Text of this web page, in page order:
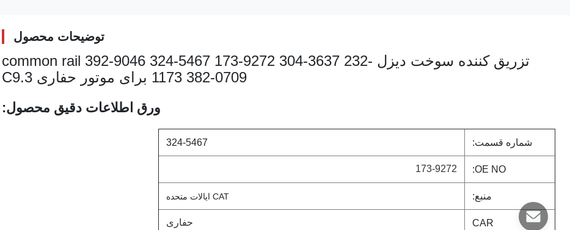
توضیحات محصول
تزریق کننده سوخت دیزل common rail 392-9046 324-5467 173-9272 304-3637 232-
1173 382-0709 برای موتور حفاری C9.3
ورق اطلاعات دقیق محصول:
شماره قسمت: 324-5467
OE NO:
173-9272
منبع: CAT ایالات متحده
CAR حفاری